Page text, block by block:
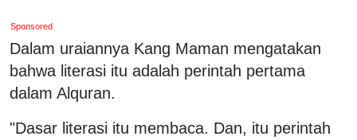
Sponsored
Dalam uraiannya Kang Maman mengatakan
bahwa literasi itu adalah perintah pertama
dalam Alquran.
"Dasar literasi itu membaca. Dan, itu perintah